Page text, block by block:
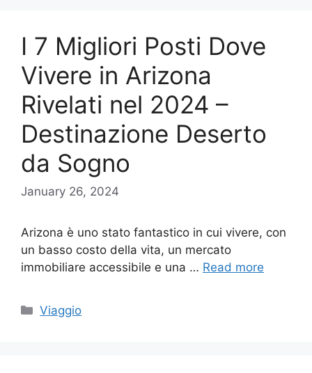
I 7 Migliori Posti Dove
Vivere in Arizona
Rivelati nel 2024 –
Destinazione Deserto
da Sogno
January 26, 2024
Arizona è uno stato fantastico in cui vivere, con
un basso costo della vita, un mercato
immobiliare accessibile e una … Read more
Categories
Viaggio